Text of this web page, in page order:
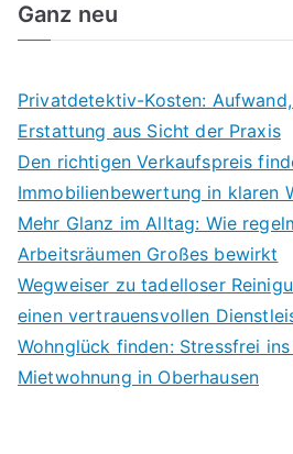
Ganz neu
Privatdetektiv-Kosten:
Erstattung aus Sicht der Praxis
Den richtigen Verkaufspreis
Immobilienbewertung in klaren
Mehr Glanz im Alltag: Wie
Arbeitsräumen Großes bewirkt
Wegweiser zu tadelloser
einen vertrauensvollen
Wohnglück finden: Stressfrei
Mietwohnung in Oberhausen